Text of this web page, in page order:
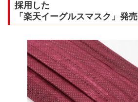
採用した
「楽天イーグルスマスク」発売